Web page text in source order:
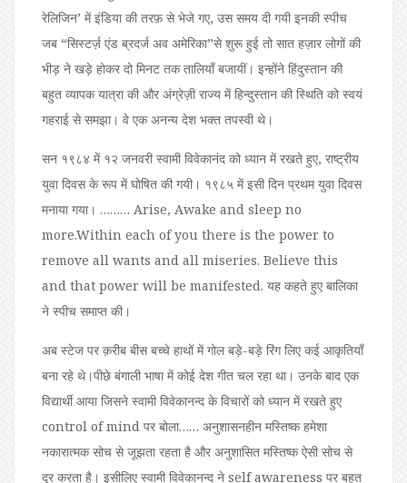
रेलिजिन’ में इंडिया की तरफ़ से भेजे गए, उस समय दी गयी इनकी स्पीच
जब “सिस्टर्ज़ एंड ब्रदर्ज अव अमेरिका”से शुरू हुई तो सात हज़ार लोगों की
भीड़ ने खड़े होकर दो मिनट तक तालियाँ बजायीं। इन्होंने हिंदुस्तान की
बहुत व्यापक यात्रा की और अंग्रेज़ी राज्य में हिन्दुस्तान की स्थिति को स्वयं
गहराई से समझा। वे एक अनन्य देश भक्त तपस्वी थे।
सन १९८४ में १२ जनवरी स्वामी विवेकानंद को ध्यान में रखते हुए, राष्ट्रीय
युवा दिवस के रूप में घोषित की गयी। १९८५ में इसी दिन प्रथम युवा दिवस
मनाया गया। ……… Arise, Awake and sleep no
more.Within each of you there is the power to
remove all wants and all miseries. Believe this
and that power will be manifested. यह कहते हुए बालिका
ने स्पीच समाप्त की।
अब स्टेज पर क़रीब बीस बच्चे हाथों में गोल बड़े-बड़े रिंग लिए कई आकृतियाँ
बना रहे थे।पीछे बंगाली भाषा में कोई देश गीत चल रहा था। उनके बाद एक
विद्यार्थी आया जिसने स्वामी विवेकानन्द के विचारों को ध्यान में रखते हुए
control of mind पर बोला…… अनुशासनहीन मस्तिष्क हमेशा
नकारात्मक सोच से जूझता रहता है और अनुशासित मस्तिष्क ऐसी सोच से
दूर करता है। इसीलिए स्वामी विवेकानन्द ने self awareness पर बहुत